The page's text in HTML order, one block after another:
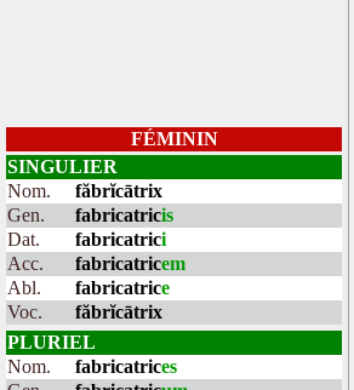
FÉMININ
SINGULIER
Nom.
făbrĭcātrix
Gen.
fabricatricis
Dat.
fabricatrici
Acc.
fabricatricem
Abl.
fabricatrice
Voc.
făbrĭcātrix
PLURIEL
Nom.
fabricatrices